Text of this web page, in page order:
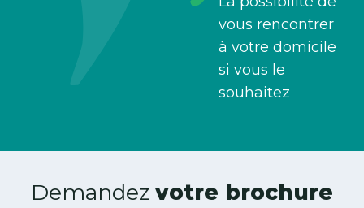
vous rencontrer
à votre domicile
si vous le
souhaitez
Demandezvotre brochure